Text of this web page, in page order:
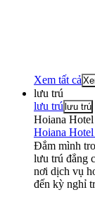
Xem tất cả
lưu trú
lưu trú lưu trú
Hoiana
Hoiana
Đắm mình
lưu trú đẳng
nơi dịch vụ
đến kỳ nghỉ